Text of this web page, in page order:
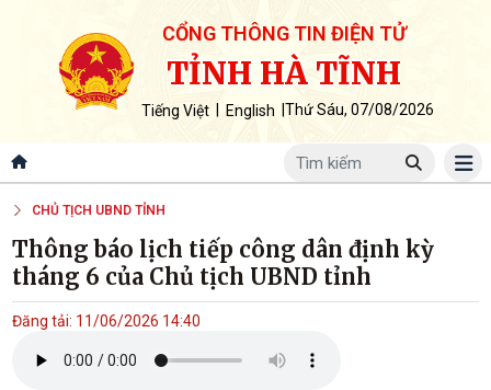
CỔNG THÔNG TIN ĐIỆN TỬ
TỈNH HÀ TĨNH
Tiếng Việt English Thứ Sáu, 07/08/2026
CHỦ TỊCH UBND TỈNH
Thông báo lịch tiếp công dân định kỳ
tháng 6 của Chủ tịch UBND tỉnh
Đăng tải: 11/06/2026 14:40